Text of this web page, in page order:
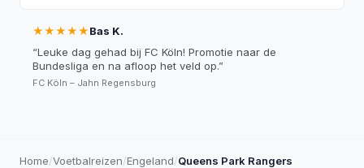
★★★★★Bas K.
“Leuke dag gehad bij FC Köln! Promotie naar de
Bundesliga en na afloop het veld op.”
FC Köln – Jahn Regensburg
Home/Voetbalreizen/Engeland/Queens Park Rangers